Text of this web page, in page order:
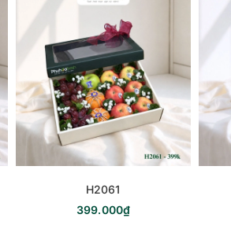
H2061
399.000₫